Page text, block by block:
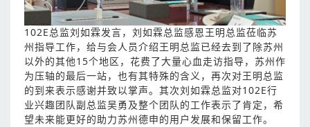
102E总监刘如霖发言，刘如霖总监感恩王明总监莅临苏
州指导工作，给与会人员介绍王明总监已经去到了除苏州
以外的其他15个地区，花费了大量心血走访指导，苏州作
为压轴的最后一站，也有其特殊的含义，再次对王明总监
的到来表示感谢并致以掌声。其次刘如霖总监对102E行
业兴趣团队副总监吴勇及整个团队的工作表示了肯定，希
望未来能更好的助力苏州德申的用户发展和保留工作。